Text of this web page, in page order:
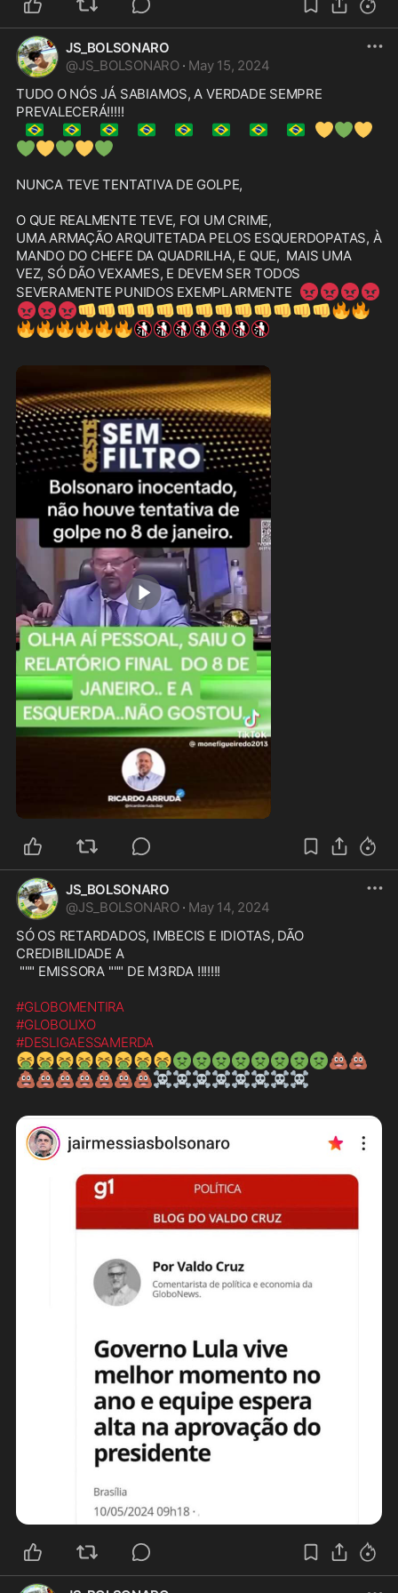
JS_BOLSONARO
@JS_BOLSONARO · May 15, 2024
TUDO O NÓS JÁ SABIAMOS, A VERDADE SEMPRE
🇧🇷 🇧🇷 🇧🇷 🇧🇷 🇧🇷 🇧🇷 🇧🇷 🇧🇷 💛💚💛
💚💛💚💛💚
NUNCA TEVE TENTATIVA DE GOLPE,
O QUE REALMENTE TEVE, FOI UM CRIME,
UMA ARMAÇÃO ARQUITETADA PELOS ESQUERDOPATAS, À
MANDO DO CHEFE DA QUADRILHA, E QUE,  MAIS UMA
VEZ, SÓ DÃO VEXAMES, E DEVEM SER TODOS
SEVERAMENTE PUNIDOS EXEMPLARMENTE 😡😡😡😡
😡😡😡👊👊👊👊👊👊👊👊👊👊👊👊👊🔥🔥
🔥🔥🔥🔥🔥🔥🚯🚯🚯🚯🚯🚯🚯
2:25
JS_BOLSONARO
@JS_BOLSONARO · May 14, 2024
SÓ OS RETARDADOS, IMBECIS E IDIOTAS, DÃO
CREDIBILIDADE A
#GLOBOMENTIRA
#GLOBOLIXO
#DESLIGAESSAMERDA
🤮🤮🤮🤮🤮🤮🤮🤮🤢🤢🤢🤢🤢🤢🤢🤢💩💩
💩💩💩💩💩💩💩☠️☠️☠️☠️☠️☠️☠️☠️